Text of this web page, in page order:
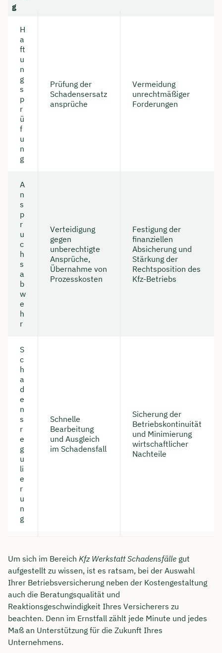
g
H
a
ft
u
n
g
s
p
r
ü
f
u
n
g
Prüfung der
Schadensersatz
ansprüche
Vermeidung
unrechtmäßiger
Forderungen
A
n
s
p
r
u
c
h
s
a
b
w
e
h
r
Verteidigung
gegen
unberechtigte
Ansprüche,
Übernahme von
Prozesskosten
Festigung der
finanziellen
Absicherung und
Stärkung der
Rechtsposition des
Kfz-Betriebs
S
c
h
a
d
e
n
s
r
e
g
u
li
e
r
u
n
g
Schnelle
Bearbeitung
und Ausgleich
im Schadensfall
Sicherung der
Betriebskontinuität
und Minimierung
wirtschaftlicher
Nachteile
Um sich im Bereich Kfz Werkstatt Schadensfälle gut
aufgestellt zu wissen, ist es ratsam, bei der Auswahl
Ihrer Betriebsversicherung neben der Kostengestaltung
auch die Beratungsqualität und
Reaktionsgeschwindigkeit Ihres Versicherers zu
beachten. Denn im Ernstfall zählt jede Minute und jedes
Maß an Unterstützung für die Zukunft Ihres
Unternehmens.